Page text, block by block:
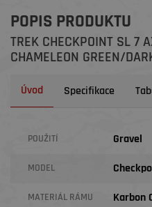
POPIS PRODUKTU
TREK CHECKPOINT SL 7
CHAMELEON GREEN/
Úvod Specifikace
POUŽITÍ Gravel
MODEL
MATERIÁL RÁMU Karbon